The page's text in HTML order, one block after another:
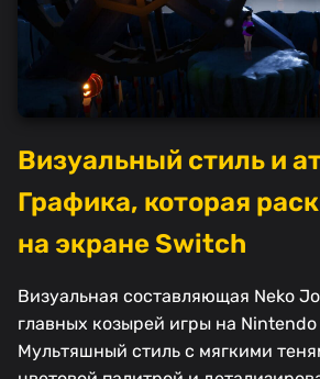
Визуальный стиль и
Графика, которая
на экране Switch
Визуальная составляющая Neko
главных козырей игры на
Мультяшный стиль с мягкими